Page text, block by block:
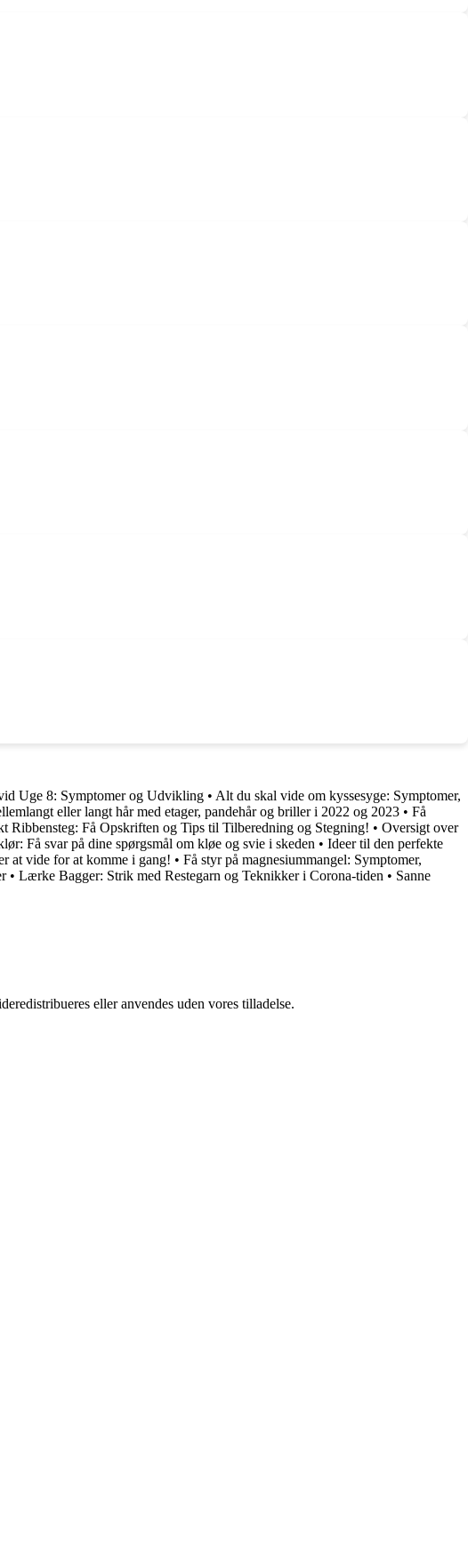
Uge 8: Symptomer og Udvikling • Alt du skal vide om kyssesyge: Symptomer,
eller langt hår med etager, pandehår og briller i 2022 og 2023 • Få
Ribbensteg: Få Opskriften og Tips til Tilberedning og Stegning! • Oversigt over
Få svar på dine spørgsmål om kløe og svie i skeden • Ideer til den perfekte
at vide for at komme i gang! • Få styr på magnesiummangel: Symptomer,
• Lærke Bagger: Strik med Restegarn og Teknikker i Corona-tiden • Sanne
eller anvendes uden vores tilladelse.